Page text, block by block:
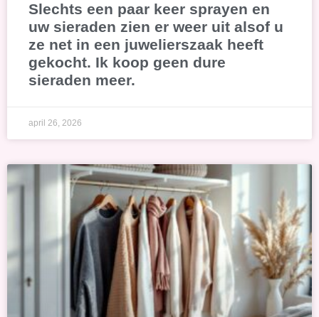
Slechts een paar keer sprayen en
uw sieraden zien er weer uit alsof u
ze net in een juwelierszaak heeft
gekocht. Ik koop geen dure
sieraden meer.
april 26, 2026